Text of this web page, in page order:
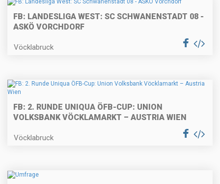
FB: LANDESLIGA WEST: SC SCHWANENSTADT 08 -
ASKÖ VORCHDORF
Vöcklabruck
FB: 2. RUNDE UNIQUA ÖFB-CUP: UNION
VOLKSBANK VÖCKLAMARKT – AUSTRIA WIEN
Vöcklabruck